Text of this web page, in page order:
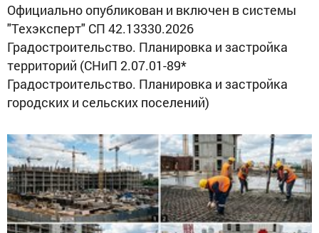
Официально опубликован и включен в системы
"Техэксперт" СП 42.13330.2026
Градостроительство. Планировка и застройка
территорий (СНиП 2.07.01-89*
Градостроительство. Планировка и застройка
городских и сельских поселений)